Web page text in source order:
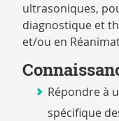
ultrasoniques,
diagnostique et
et/ou en
Répondre à
spécifique